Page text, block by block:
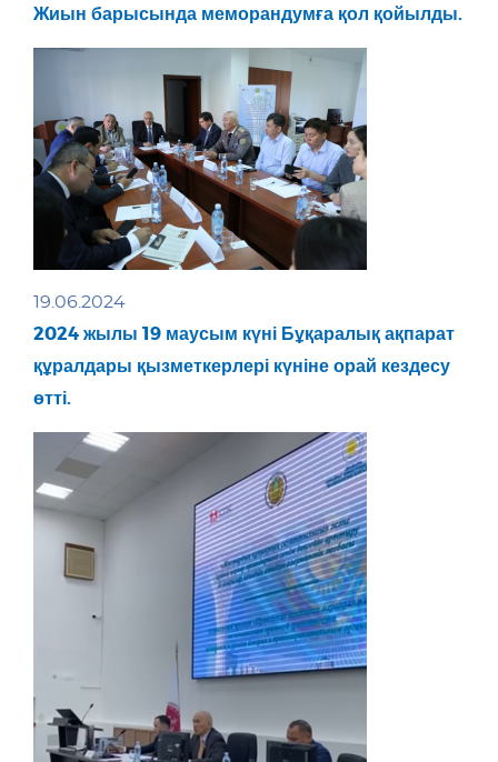
Жиын барысында меморандумға қол қойылды.
19.06.2024
2024 жылы 19 маусым күні Бұқаралық ақпарат
құралдары қызметкерлері күніне орай кездесу
өтті.